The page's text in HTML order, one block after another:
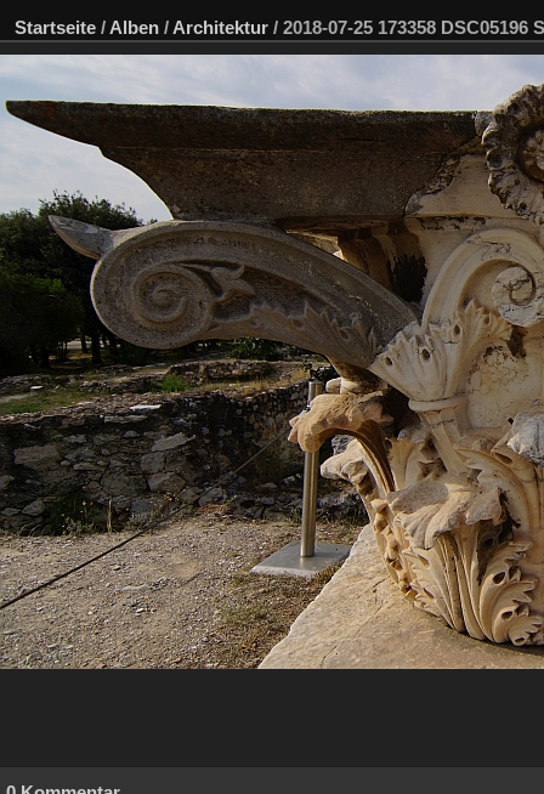
Startseite / Alben / Architektur / 2018-07-25 173358 DSC05196